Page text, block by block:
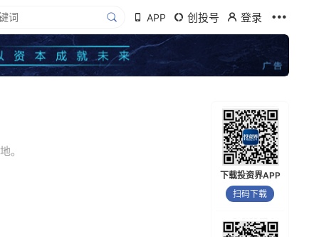
APP 创投号 登录
。
下载投资界APP
扫码下载